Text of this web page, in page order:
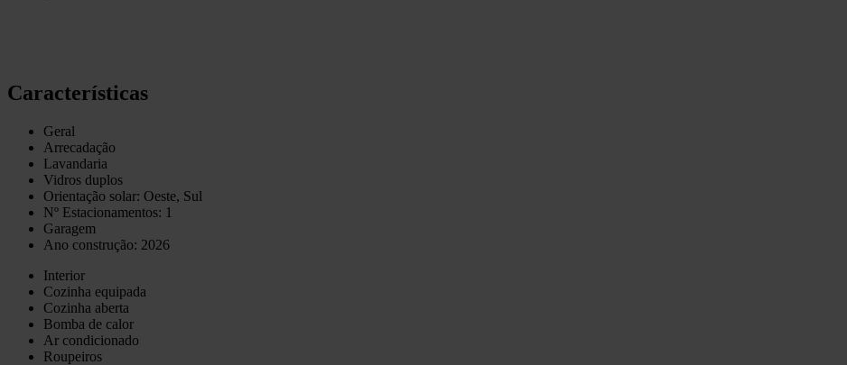
Características
Geral
Arrecadação
Lavandaria
Vidros duplos
Orientação solar: Oeste, Sul
Nº Estacionamentos: 1
Garagem
Ano construção: 2026
Interior
Cozinha equipada
Cozinha aberta
Bomba de calor
Ar condicionado
Roupeiros